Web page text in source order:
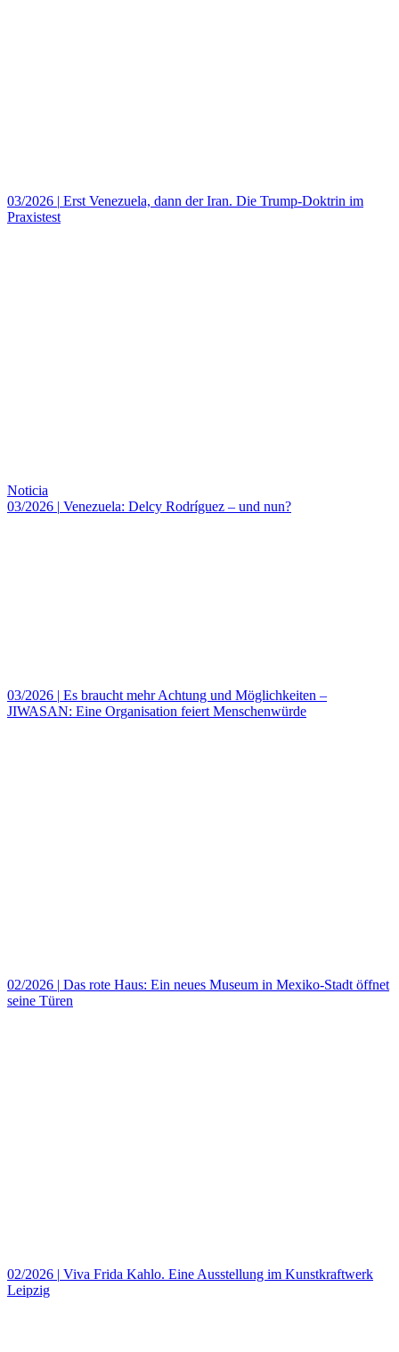
03/2026 | Erst Venezuela, dann der Iran. Die Trump-Doktrin im
Praxistest
Noticia
03/2026 | Venezuela: Delcy Rodríguez – und nun?
03/2026 | Es braucht mehr Achtung und Möglichkeiten –
JIWASAN: Eine Organisation feiert Menschenwürde
02/2026 | Das rote Haus: Ein neues Museum in Mexiko‑Stadt öffnet
seine Türen
02/2026 | Viva Frida Kahlo. Eine Ausstellung im Kunstkraftwerk
Leipzig